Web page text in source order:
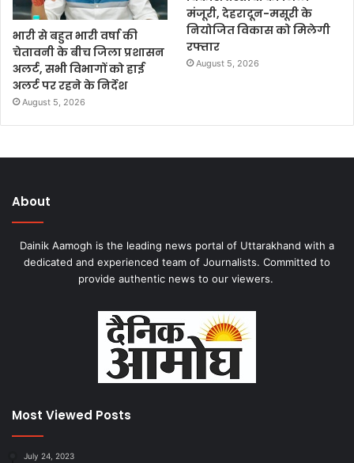
भारी से बहुत भारी वर्षा की
चेतावनी के बीच जिला प्रशासन
अलर्ट, सभी विभागों को हाई
अलर्ट पर रहने के निर्देश
August 5, 2026
मंजूरी, देहरादून-मसूरी के
नियोजित विकास को मिलेगी
रफ्तार
August 5, 2026
About
Dainik Aamogh is the leading news portal of Uttarakhand with a
dedicated and experienced team of Journalists. Committed to
provide authentic news to our viewers.
Most Viewed Posts
July 24, 2023